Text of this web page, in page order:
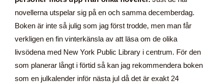
novellerna utspelar sig på en och samma decemberdag.
Boken är inte så julig som jag först trodde, men man får
verkligen en fin vinterkänsla av att läsa om de olika
livsödena med New York Public Library i centrum. För den
som planerar långt i förtid så kan jag rekommendera boken
som en julkalender inför nästa jul då det är exakt 24